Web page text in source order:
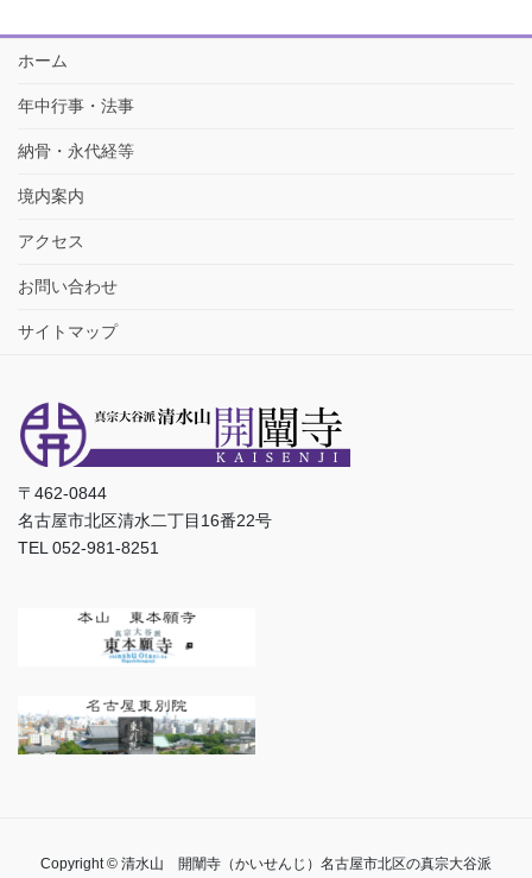
ホーム
年中行事・法事
納骨・永代経等
境内案内
アクセス
お問い合わせ
サイトマップ
〒462-0844
名古屋市北区清水二丁目16番22号
TEL 052-981-8251
Copyright © 清水山 開闡寺（かいせんじ）名古屋市北区の真宗大谷派